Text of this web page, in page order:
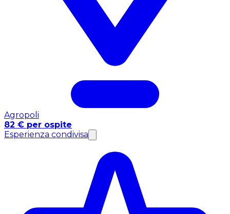
Agropoli
82 € per ospite
Esperienza condivisa